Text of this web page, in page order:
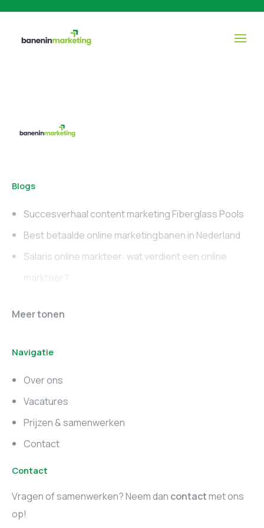
Blogs
Succesverhaal content marketing Fiberglass Pools
Best betaalde online marketingbanen in Nederland
Salaris online markteer: wat verdient een online
markteer?
Online marketing
Marketing vacatures
Zuid-Holland
Marketing vacatures
Utrecht
Meer tonen
Navigatie
Over ons
Vacatures
Prijzen & samenwerken
Contact
Contact
Vragen of samenwerken? Neem dan contactmet ons
op!